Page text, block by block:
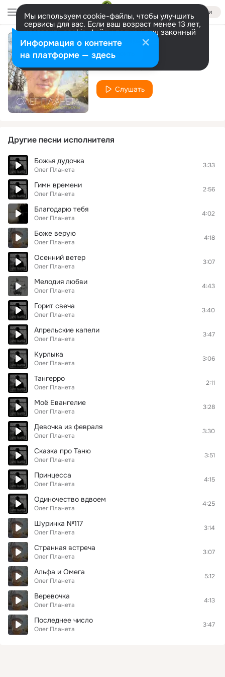
Войти
Мы используем cookie-файлы, чтобы улучшить
сервисы для вас. Если ваш возраст менее 13 лет,
настроить cookie-файлы должен ваш законный
представитель. Больше информации
Разрешить все Настроить
Я помню ночь
Олег Планета
Слушать
Другие песни исполнителя
Божья дудочка
Олег Планета
3:33
Гимн времени
Олег Планета
2:56
Благодарю тебя
Олег Планета
4:02
Боже верую
Олег Планета
4:18
Осенний ветер
Олег Планета
3:07
Мелодия любви
Олег Планета
4:43
Горит свеча
Олег Планета
3:40
Апрельские капели
Олег Планета
3:47
Курлыка
Олег Планета
3:06
Тангерро
Олег Планета
2:11
Моё Евангелие
Олег Планета
3:28
Девочка из февраля
Олег Планета
3:30
Сказка про Таню
Олег Планета
3:51
Принцесса
Олег Планета
4:15
Одиночество вдвоем
Олег Планета
4:25
Шуринка №117
Олег Планета
3:14
Странная встреча
Олег Планета
3:07
Альфа и Омега
Олег Планета
5:12
Веревочка
Олег Планета
4:13
Последнее число
Олег Планета
3:47
Информация о контенте
на платформе — здесь